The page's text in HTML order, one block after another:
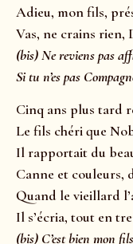
Adieu, mon fils,
Vas, ne crains rien,
(bis) Ne reviens pas
Si tu n’es pas
Cinq ans plus tard
Le fils chéri que
Il rapportait du
Canne et couleurs,
Quand le vieillard
Il s’écria, tout en
(bis) C’est bien mon